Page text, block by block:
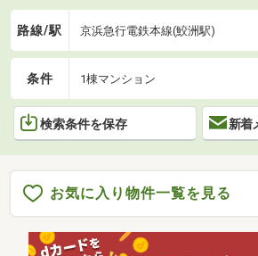
路線/駅 京浜急行電鉄本線(鮫洲駅)
条件 1棟マンション
検索条件を保存 新着
お気に入り物件一覧を見る